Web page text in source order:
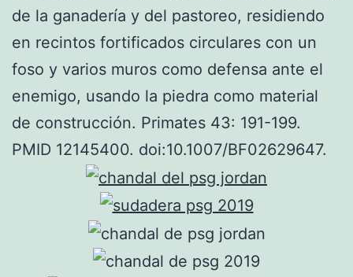
de la ganadería y del pastoreo, residiendo
en recintos fortificados circulares con un
foso y varios muros como defensa ante el
enemigo, usando la piedra como material
de construcción. Primates 43: 191-199.
PMID 12145400. doi:10.1007/BF02629647.